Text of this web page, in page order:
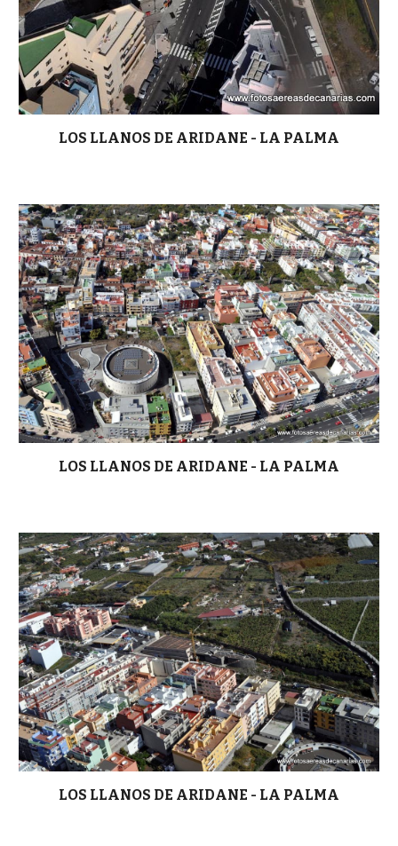
LOS LLANOS DE ARIDANE - LA PALMA
LOS LLANOS DE ARIDANE - LA PALMA
LOS LLANOS DE ARIDANE - LA PALMA